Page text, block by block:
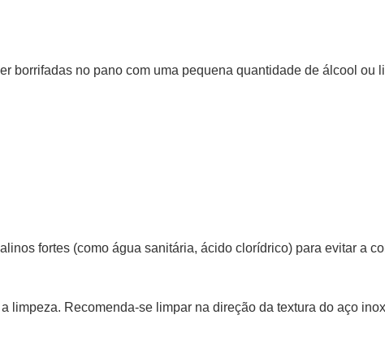
borrifadas no pano com uma pequena quantidade de álcool
fortes (como água sanitária, ácido clorídrico) para evitar a
limpeza. Recomenda-se limpar na direção da textura do aço